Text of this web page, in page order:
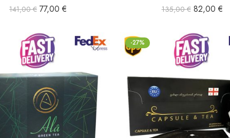
Bewertet mit
5.00
von 5
141,00€ 77,00 €
Bewertet mit
5.00
von 5
135,00€ 82,00 €
-27%